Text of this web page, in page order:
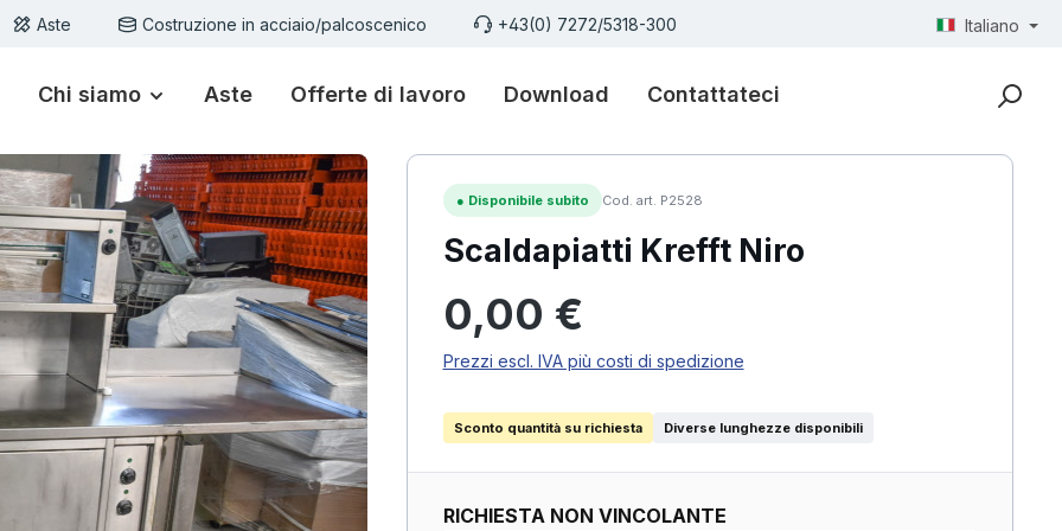
Aste Costruzione in acciaio/palcoscenico +43(0) 7272/5318-300 Italiano
Chi siamo Aste Offerte di lavoro Download Contattateci
● Disponibile subito Cod. art. P2528
Scaldapiatti Krefft Niro
Prezzo normale:
0,00 €
Prezzi escl. IVA più costi di spedizione
Sconto quantità su richiesta Diverse lunghezze disponibili
RICHIESTA NON VINCOLANTE